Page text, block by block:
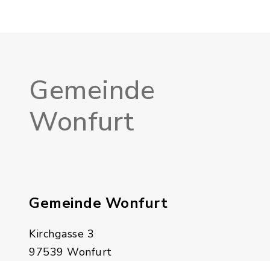
Gemeinde
Wonfurt
Gemeinde Wonfurt
Kirchgasse 3
97539 Wonfurt